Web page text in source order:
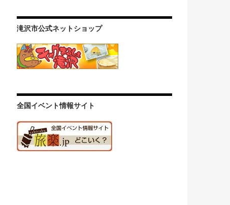
滝沢市公式ネットショップ
全国イベント情報サイト